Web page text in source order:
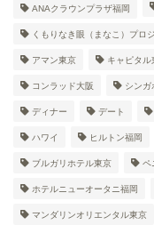
ANAクラウンプラザ福岡
くもりなき眼（まなこ）プロ
アマン東京 キャピタル
コンラッド大阪 シンガ
ディナー デート
ハワイ ヒルトン福岡
ブルガリホテル東京 ペ
ホテルニューオータニ福岡
マンダリンオリエンタル東京